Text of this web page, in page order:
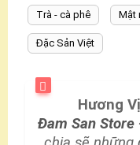
Trà - cà phê Mật
Đặc Sản Việt
Hương
Đam San Store